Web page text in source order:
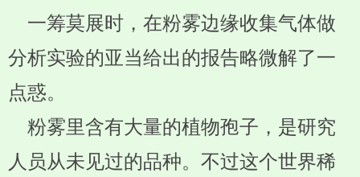
一筹莫展时，在粉雾边缘收集气体做
分析实验的亚当给出的报告略微解了一
点惑。
粉雾里含有大量的植物孢子，是研究
人员从未见过的品种。不过这个世界稀